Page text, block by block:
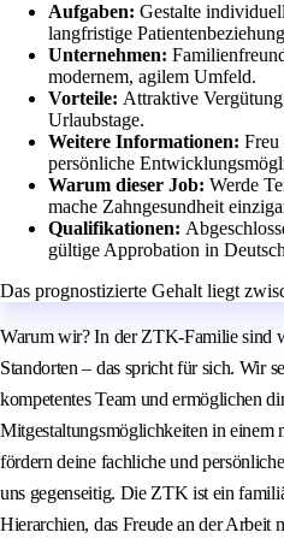
Aufgaben: Gestalte
langfristige
Unternehmen:
modernem, agilem Umfeld.
Vorteile: Attraktive
Urlaubstage.
Weitere Informationen: Freu
persönliche
Warum dieser Job: Werde
mache Zahngesundheit
Qualifikationen:
gültige Approbation in
Das prognostizierte Gehalt liegt
Warum wir? In der ZTK-Familie sind
Standorten – das spricht für sich. Wir
kompetentes Team und ermöglichen
Mitgestaltungsmöglichkeiten in
fördern deine fachliche und
uns gegenseitig. Die ZTK ist ein
Hierarchien, das Freude an der Arbeit